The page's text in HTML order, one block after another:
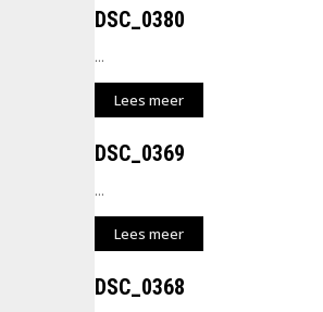
DSC_0380
...
Lees meer
DSC_0369
...
Lees meer
DSC_0368